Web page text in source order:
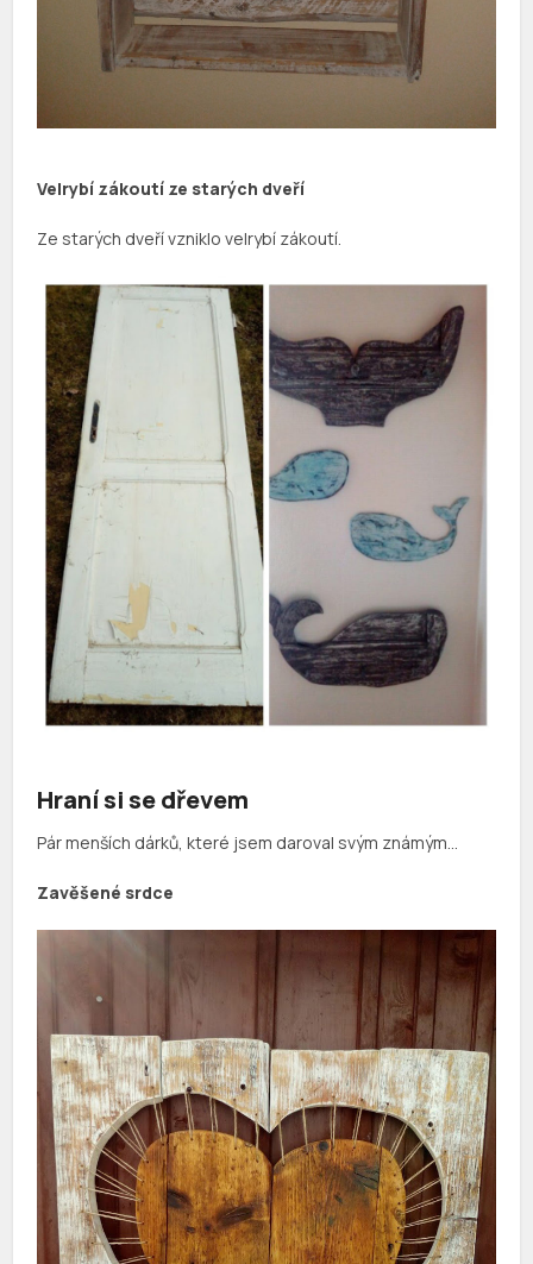
Velrybí zákoutí ze starých dveří
Ze starých dveří vzniklo velrybí zákoutí.
Hraní si se dřevem
Pár menších dárků, které jsem daroval svým známým…
Zavěšené srdce